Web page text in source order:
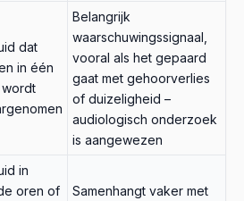
dat
in één
Belangrijk
waarschuwingssignaal,
vooral als het gepaard
gaat met gehoorverlies
of duizeligheid –
audiologisch onderzoek
is aangewezen
in
oren of
Samenhangt vaker met